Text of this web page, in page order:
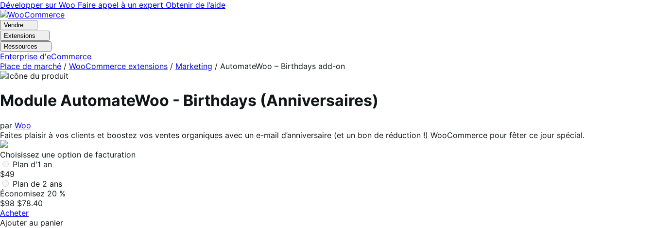
Aller
à
la
navigation
Aller
au
contenu
principal
Développer sur Woo Faire appel à un expert Obtenir de l’aide
Vendre
Extensions
Ressources
Enterprise d'eCommerce
Place de marché / WooCommerce extensions / Marketing / AutomateWoo – Birthdays add-on
Module AutomateWoo - Birthdays (Anniversaires)
par Woo
Faites plaisir à vos clients et boostez vos ventes organiques avec un e-mail d’anniversaire (et un bon de réduction !) WooCommerce pour fêter ce jour spécial.
Choisissez une option de facturation
Plan d'1 an
$49
Plan de 2 ans
Économisez 20 %
$98 $78.40
Acheter
Ajouter au panier